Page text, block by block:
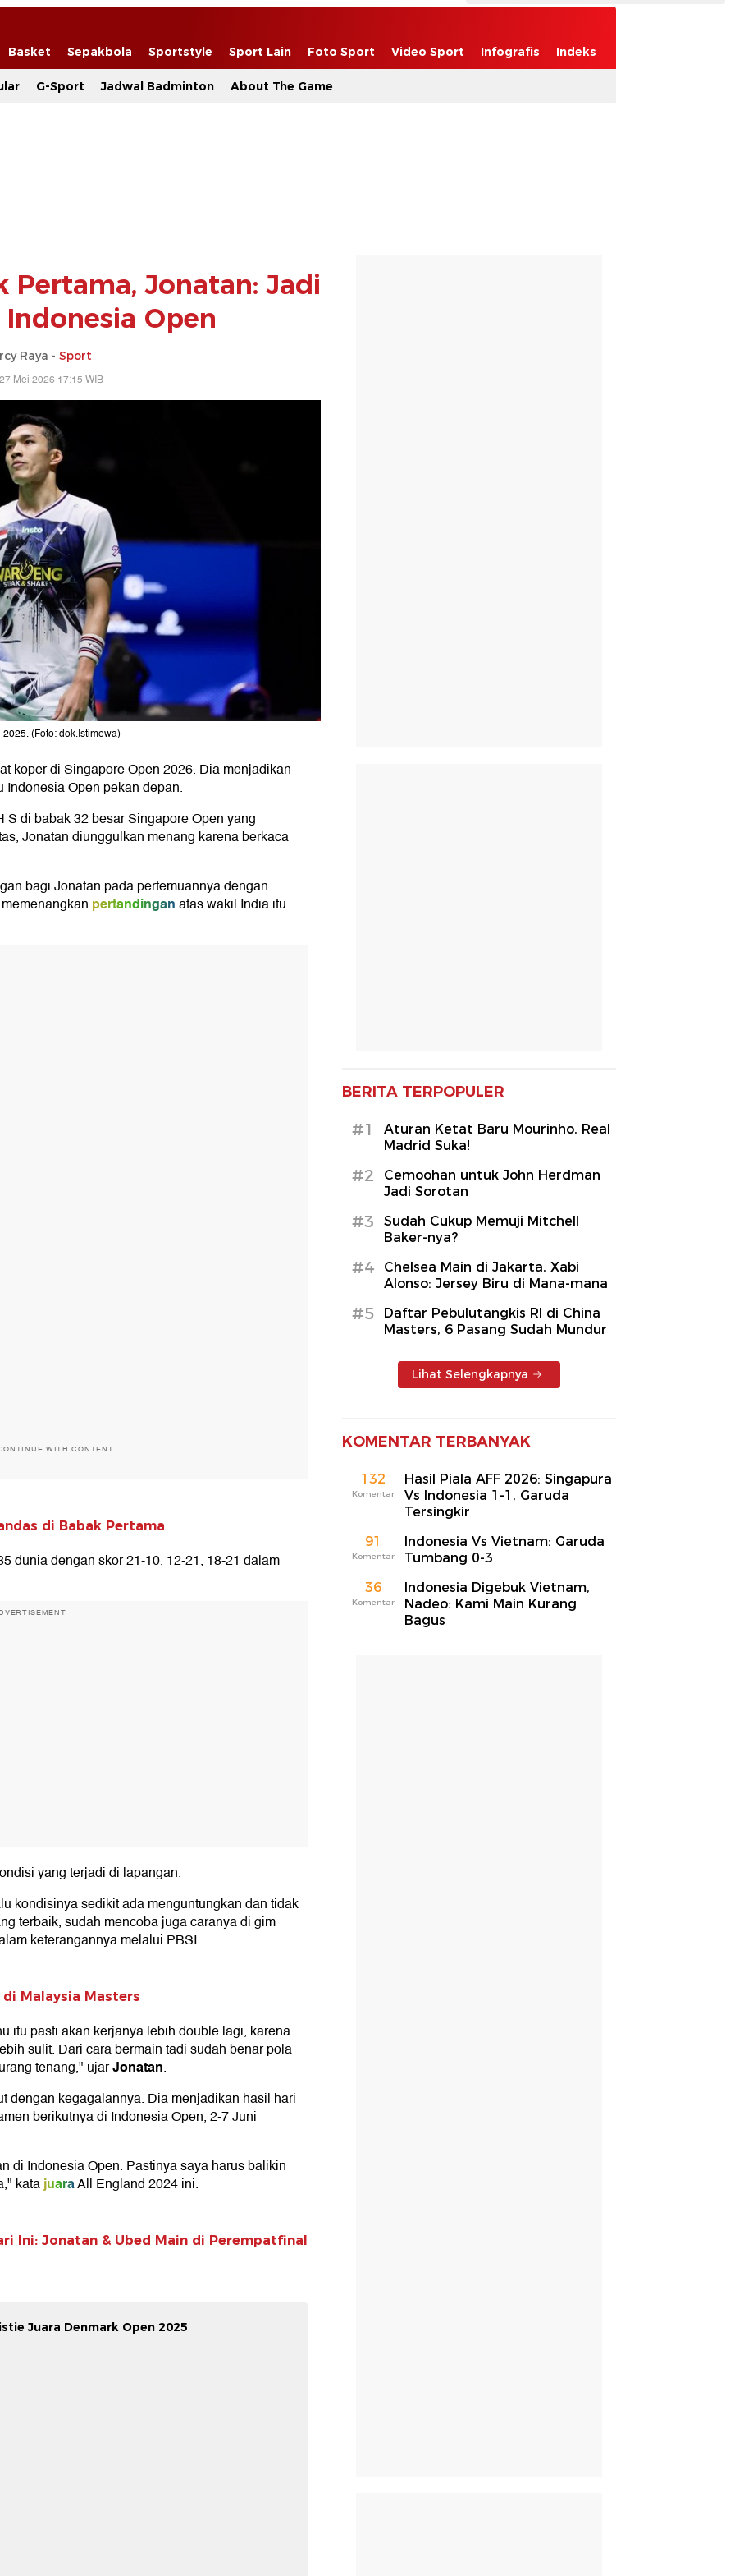
Basket Sepakbola Sportstyle Sport Lain Foto Sport Video Sport Infografis Indeks
G-Sport Jadwal Badminton About The Game
Pertama, Jonatan: Jadi
Open
Raya - Sport
Mei 2026 17:15 WIB
(Foto: dok.Istimewa)
koper di Singapore Open 2026. Dia menjadikan
Open pekan depan.
di babak 32 besar Singapore Open yang
Jonatan diunggulkan menang karena berkaca
bagi Jonatan pada pertemuannya dengan
pertandinganatas wakil India itu
WITH CONTENT
di Babak Pertama
dunia dengan skor 21-10, 12-21, 18-21 dalam
yang terjadi di lapangan.
kondisinya sedikit ada menguntungkan dan tidak
terbaik, sudah mencoba juga caranya di gim
keterangannya melalui PBSI.
Malaysia Masters
itu pasti akan kerjanya lebih double lagi, karena
sulit. Dari cara bermain tadi sudah benar pola
tenang," ujarJonatan.
dengan kegagalannya. Dia menjadikan hasil hari
berikutnya di Indonesia Open, 2-7 Juni
di Indonesia Open. Pastinya saya harus balikin
katajuaraAll England 2024 ini.
Ini: Jonatan & Ubed Main di Perempatfinal
Juara Denmark Open 2025
BERITA TERPOPULER
#1
Aturan Ketat Baru Mourinho, Real
Madrid Suka!
#2
Cemoohan untuk John Herdman
Jadi Sorotan
#3
Sudah Cukup Memuji Mitchell
Baker-nya?
#4
Chelsea Main di Jakarta, Xabi
Alonso: Jersey Biru di Mana-mana
#5
Daftar Pebulutangkis RI di China
Masters, 6 Pasang Sudah Mundur
Lihat Selengkapnya
KOMENTAR TERBANYAK
132
Komentar
Hasil Piala AFF 2026: Singapura
Vs Indonesia 1-1, Garuda
Tersingkir
91
Komentar
Indonesia Vs Vietnam: Garuda
Tumbang 0-3
36
Komentar
Indonesia Digebuk Vietnam,
Nadeo: Kami Main Kurang
Bagus